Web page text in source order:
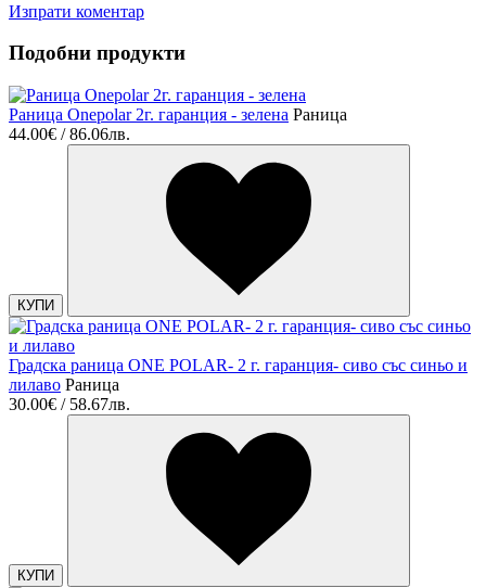
Изпрати коментар
Подобни продукти
Раница Onepolar 2г. гаранция - зелена Раница
44.00€ / 86.06лв.
КУПИ
Градска раница ONE POLAR- 2 г. гаранция- сиво със синьо и
лилаво Раница
30.00€ / 58.67лв.
КУПИ